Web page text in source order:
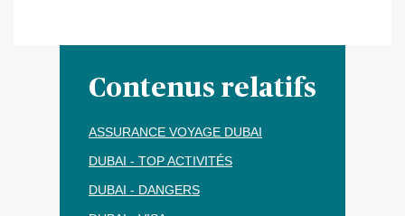
Contenus relatifs
ASSURANCE VOYAGE DUBAI
DUBAI - TOP ACTIVITÉS
DUBAI - DANGERS